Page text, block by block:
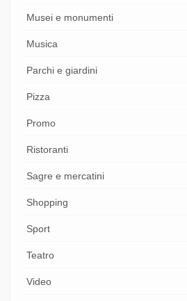
Musei e monumenti
Musica
Parchi e giardini
Pizza
Promo
Ristoranti
Sagre e mercatini
Shopping
Sport
Teatro
Video